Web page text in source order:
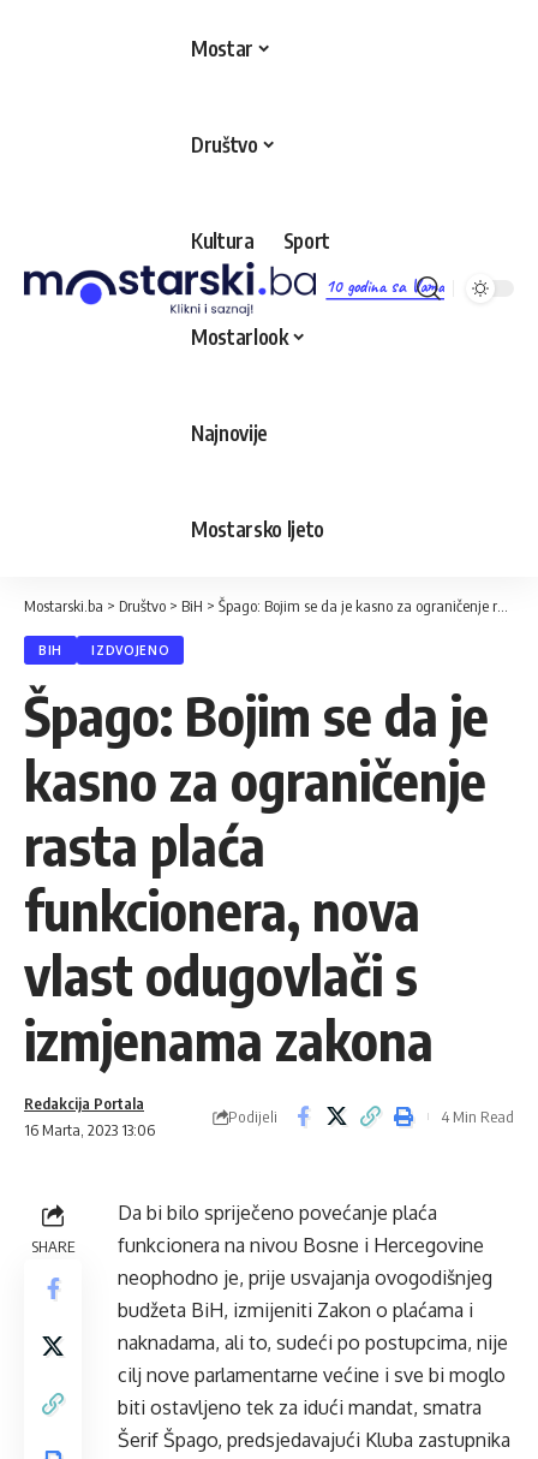
10 godina sa Vama
Mostar
Društvo
Kultura Sport
Mostarlook
Najnovije
Mostarsko ljeto
Mostarski.ba > Društvo > BiH > Špago: Bojim se da je kasno za ograničenje rasta plaća funkcionera, nova vlast odugovlači s izmjenama zakona
BIH IZDVOJENO
Špago: Bojim se da je
kasno za ograničenje
rasta plaća
funkcionera, nova
vlast odugovlači s
izmjenama zakona
16 Marta, 2023 13:06
Redakcija Portala
Podijeli 4 Min Read
SHARE
Da bi bilo spriječeno povećanje plaća
funkcionera na nivou Bosne i Hercegovine
neophodno je, prije usvajanja ovogodišnjeg
budžeta BiH, izmijeniti Zakon o plaćama i
naknadama, ali to, sudeći po postupcima, nije
cilj nove parlamentarne većine i sve bi moglo
biti ostavljeno tek za idući mandat, smatra
Šerif Špago, predsjedavajući Kluba zastupnika